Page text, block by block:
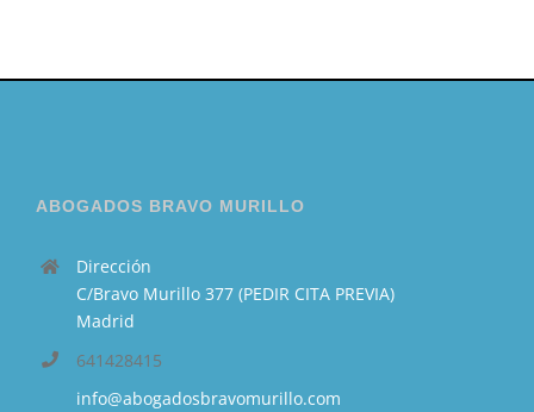
ABOGADOS BRAVO MURILLO
Dirección
C/Bravo Murillo 377 (PEDIR CITA PREVIA)
Madrid
641428415
info@abogadosbravomurillo.com